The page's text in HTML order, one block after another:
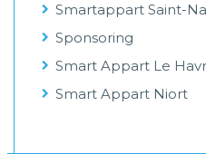
Smartappart Saint-
Sponsoring
Smart Appart Le
Smart Appart Niort